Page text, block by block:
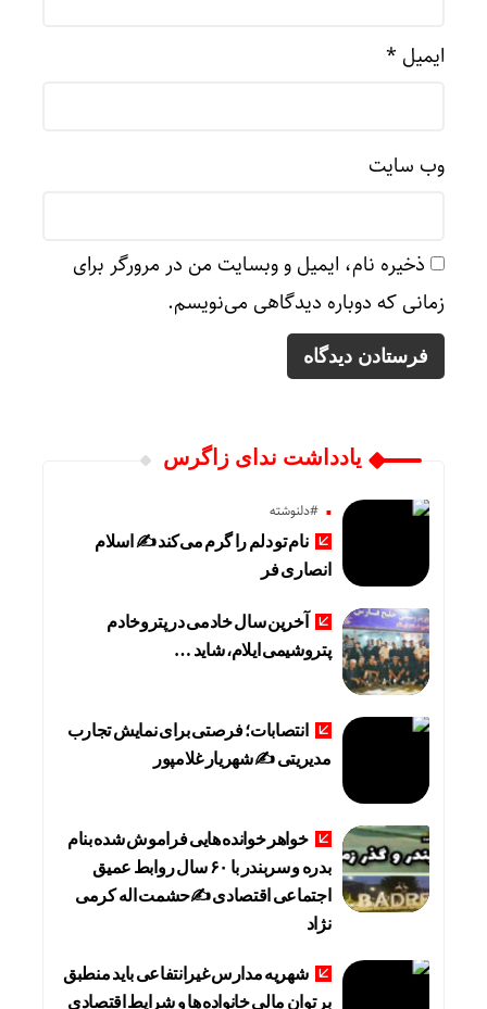
ایمیل *
وب‌ سایت
ذخیره نام، ایمیل و وبسایت من در مرورگر برای
زمانی که دوباره دیدگاهی می‌نویسم.
یادداشت ندای زاگرس
#دلنوشته
نام تو دلم را گرم می‌کند ✍️ اسلام
انصاری فر
آخرین سال خادمی در پتروخادم
پتروشیمی ایلام، شاید …
انتصابات؛ فرصتی برای نمایش تجارب
مدیریتی ✍ شهریار غلامپور
خواهر خوانده هایی فراموش شده بنام
بدره و سربندر با ۶۰ سال روابط عمیق
اجتماعی اقتصادی ✍حشمت اله کرمی
نژاد
شهریه مدارس غیرانتفاعی باید منطبق
بر توان مالی خانواده ها و شرایط اقتصادی